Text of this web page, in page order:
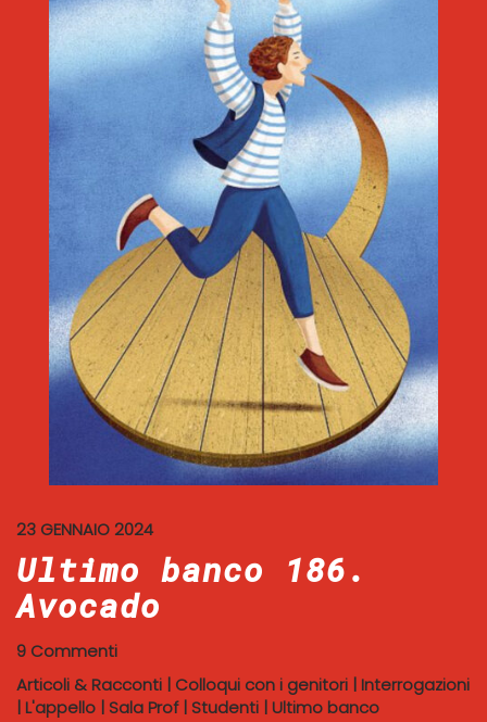
23 GENNAIO 2024
Ultimo banco 186.
Avocado
9 Commenti
Articoli & Racconti | Colloqui con i genitori | Interrogazioni
| L'appello | Sala Prof| Studenti | Ultimo banco